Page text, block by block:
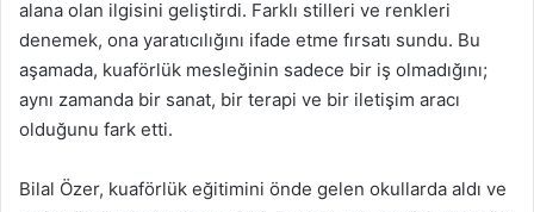
alana olan ilgisini geliştirdi. Farklı stilleri ve renkleri
denemek, ona yaratıcılığını ifade etme fırsatı sundu. Bu
aşamada, kuaförlük mesleğinin sadece bir iş olmadığını;
aynı zamanda bir sanat, bir terapi ve bir iletişim aracı
olduğunu fark etti.
Bilal Özer, kuaförlük eğitimini önde gelen okullarda aldı ve